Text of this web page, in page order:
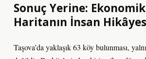
Sonuç Yerine:
Haritanın İnsan
Taşova’da yaklaşık 63 köy bulunması,